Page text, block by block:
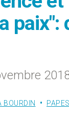
paix":
BOURDIN PAPES